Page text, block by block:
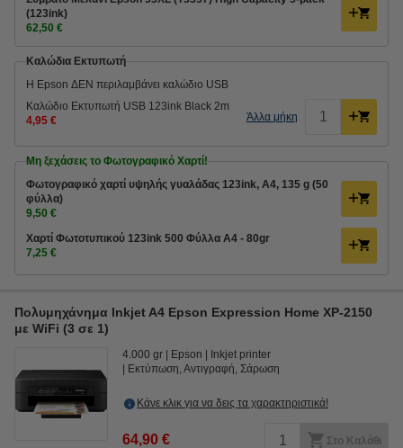
(123ink)
62,50 €
Καλώδια Εκτυπωτή
Η Epson ΔΕΝ περιλαμβάνει καλώδιο USB
Καλώδιο Εκτυπωτή USB 123ink Black 2m
4,95 €
Άλλα μήκη
Μη ξεχάσεις το Φωτογραφικό Χαρτί!
Φωτογραφικό χαρτί υψηλής γυαλάδας 123ink, A4, 135 g (50
φύλλα)
9,50 €
Χαρτί Φωτοτυπικού 123ink 500 Φύλλα A4 - 80gr
7,25 €
Πολυμηχάνημα Inkjet A4 Epson Expression Home XP-2150
με WiFi (3 σε 1)
4.000 gr Epson
Inkjet printer
Εκτύπωση, Αντιγραφή, Σάρωση
Κάνε κλικ για να δεις τα χαρακτηριστικά!
64,90 € Στο Καλάθι